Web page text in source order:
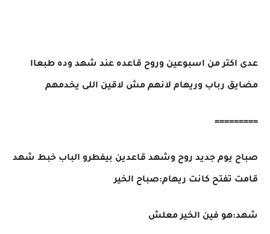
عدى اكتر من اسبوعين وروح قاعده عند شهد وده طبعاا
مضايق رباب وريهام لانهم مش لاقين اللى يخدمهم
=========
صباح يوم جديد روح وشهد قاعدين بيفطرو الباب خبط شهد
قامت تفتح كانت ريهام:صباح الخير
شهد:هو فين الخير معلش